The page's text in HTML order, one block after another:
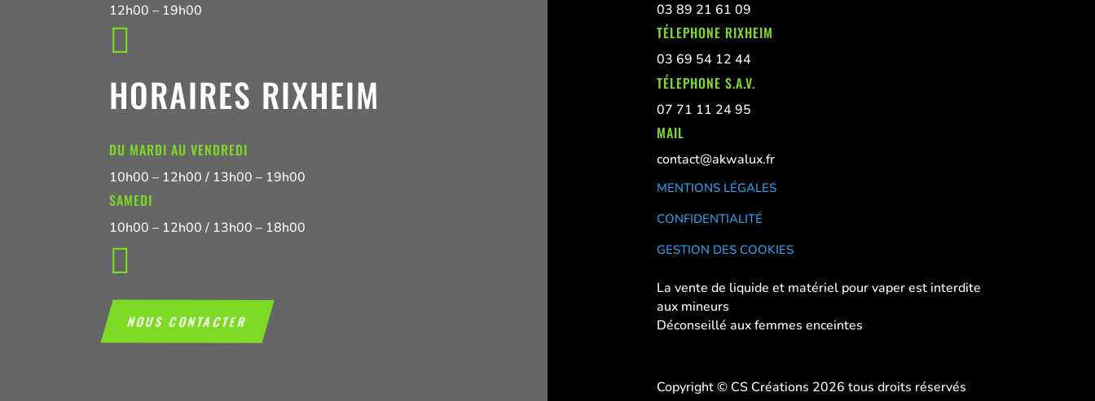
12h00 – 19h00

HORAIRES RIXHEIM
DU MARDI AU VENDREDI
10h00 – 12h00 / 13h00 – 19h00
SAMEDI
10h00 – 12h00 / 13h00 – 18h00

NOUS CONTACTER
03 89 21 61 09
TÉLEPHONE RIXHEIM
03 69 54 12 44
TÉLEPHONE S.A.V.
07 71 11 24 95
MAIL
contact@akwalux.fr
MENTIONS LÉGALES
CONFIDENTIALITÉ
GESTION DES COOKIES
La vente de liquide et matériel pour vaper est interdite
aux mineurs
Déconseillé aux femmes enceintes
Copyright © CS Créations 2026 tous droits réservés